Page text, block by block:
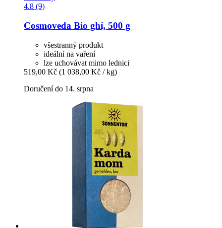
4.8 (9)
Cosmoveda Bio ghí, 500 g
všestranný produkt
ideální na vaření
lze uchovávat mimo lednici
519,00 Kč (1 038,00 Kč / kg)
Doručení do 14. srpna